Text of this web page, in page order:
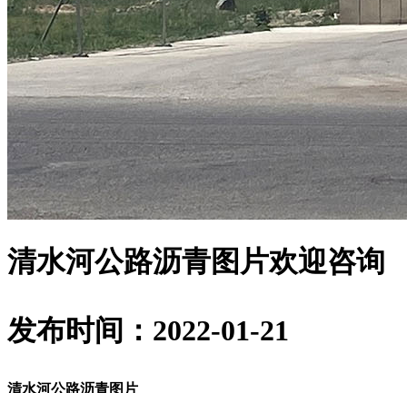
清水河公路沥青图片欢迎咨询
发布时间：2022-01-21
清水河公路沥青图片